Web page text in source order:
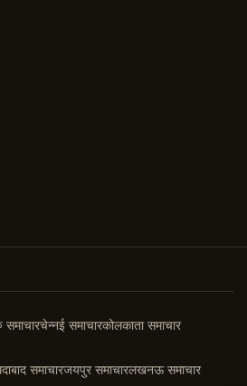
चेन्नई समाचारकोलकाता समाचार
समाचारजयपुर समाचारलखनऊ समाचार